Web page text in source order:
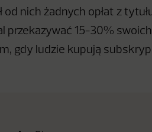
nich żadnych opłat z
przekazywać 15-30%
gdy ludzie kupują